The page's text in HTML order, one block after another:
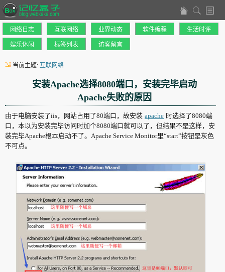
网络日志 互联网络 业界动态 软件编程 生活时评
娱乐休闲 标签列表 访客留言
当前主题: 互联网络
安装Apache选择8080端口，安装完毕启动
Apache失败的原因
由于电脑安装了iis，网站占用了80端口，故安装 apache 时选择了8080端
口，本以为安装完毕访问时加个8080端口就可以了，但结果不是这样，安
装完毕Apache根本启动不了。Apache Service Monitor里“start”按钮是灰色
不可点。